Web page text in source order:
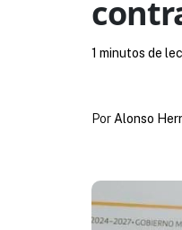
Por Alonso
1 minutos de